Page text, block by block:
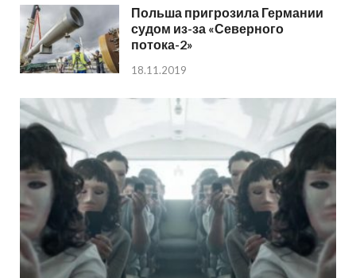
Польша пригрозила Германии
судом из-за «Северного
потока-2»
18.11.2019